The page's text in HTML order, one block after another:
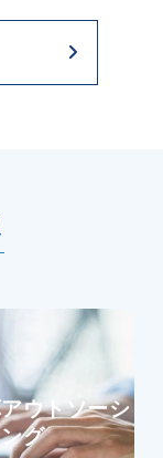
アウトソーシ
ング